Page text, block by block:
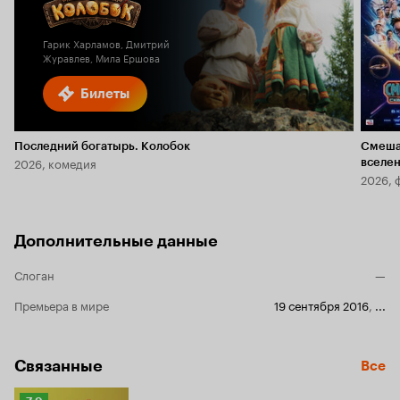
Билеты
Гарик Харламов, Дмитрий
Журавлев, Мила Ершова
Последний богатырь. Колобок
2026, комедия
2026,
Дополнительные данные
Слоган
—
Премьера в мире
19 сентября 2016, ...
Связанные Все